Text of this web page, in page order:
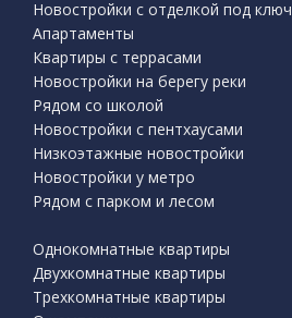
Новостройки с отделкой под ключ
Апартаменты
Квартиры с террасами
Новостройки на берегу реки
Рядом со школой
Новостройки с пентхаусами
Низкоэтажные новостройки
Новостройки у метро
Рядом с парком и лесом
Однокомнатные квартиры
Двухкомнатные квартиры
Трехкомнатные квартиры